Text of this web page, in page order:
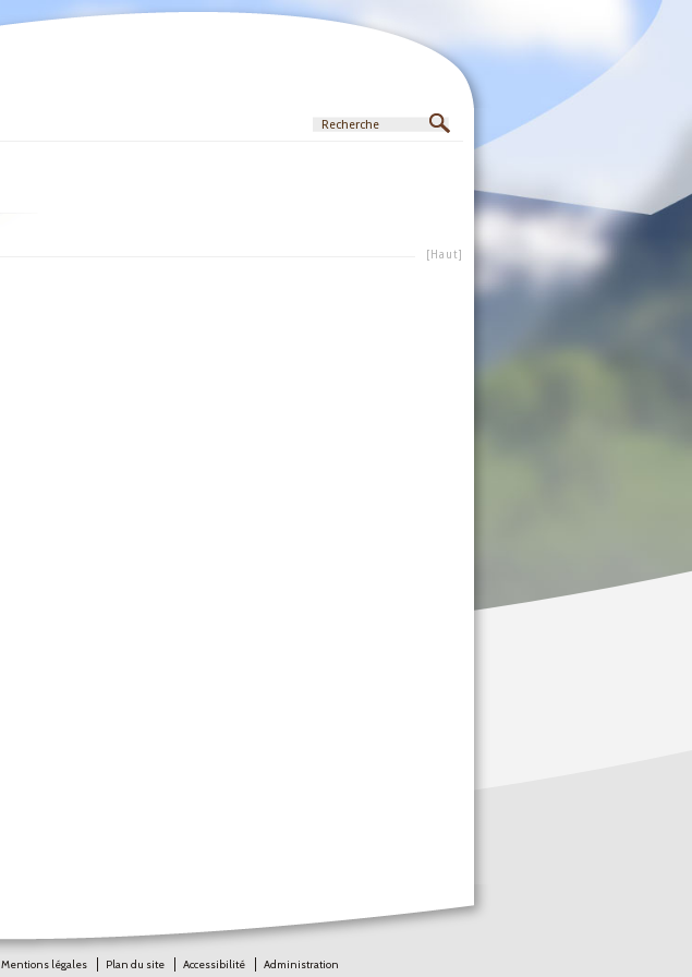
[Haut]
Mentions légales Plan du site Accessibilité Administration